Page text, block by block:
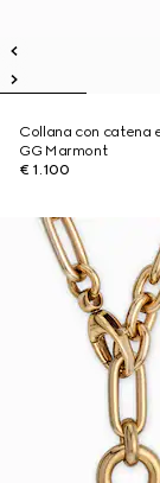
Collana con catena
GG Marmont
€ 1.100